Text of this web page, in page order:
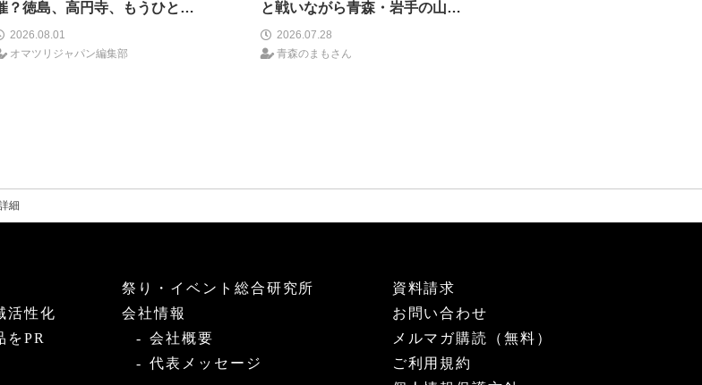
？徳島、高円寺、もうひとつ
どこ？
2026.08.01
オマツリジャパン編集部
と戦いながら青森・岩手の山車
祭りの取材を続けた理由 30の
山車祭りの魅力、ぎゅっと一冊
2026.07.28
青森のまもさん
細
活性化
をPR
祭り・イベント総合研究所
会社情報
会社概要
代表メッセージ
資料請求
お問い合わせ
メルマガ購読（無料）
ご利用規約